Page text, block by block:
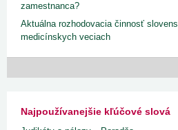
zamestnanca?
Aktuálna rozhodovacia činnosť
medicínskych veciach
Najpoužívanejšie kľúčové slová